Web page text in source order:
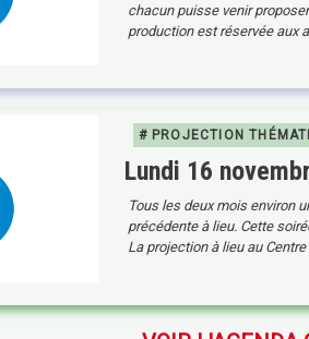
chacun puisse venir
production est réservée aux
# PROJECTION
Lundi 16
Tous les deux mois environ
précédente à lieu. Cette
La projection à lieu au